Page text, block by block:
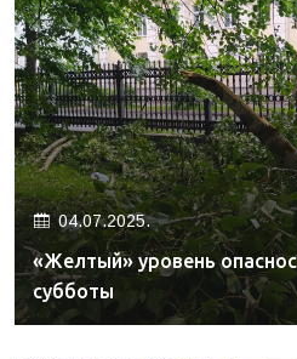
04.07.2025.
«Желтый» уровень
субботы